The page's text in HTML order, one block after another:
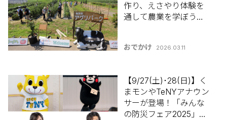
作り、えさやり体験を
通して農業を学ぼう！
のこどもが楽しめる遊
おでかけ 2026.03.11
【9/27(土)･28(日)】く
まモンやTeNYアナウン
サーが登場！「みんな
の防災フェア2025」ハ